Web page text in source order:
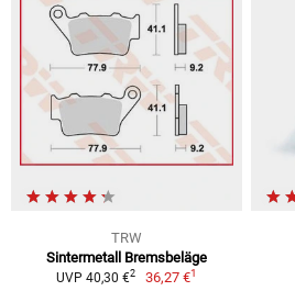
TRW
Sintermetall Bremsbeläge
UVP 40,30 €2 36,27 €1